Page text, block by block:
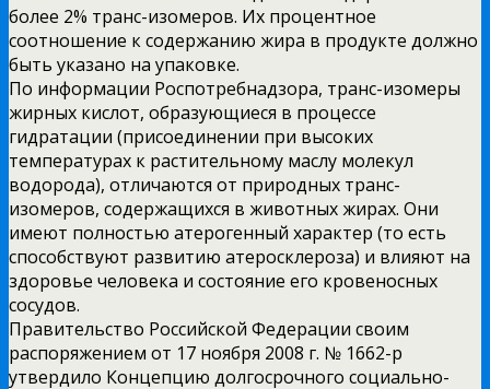
более 2% транс-изомеров. Их процентное
соотношение к содержанию жира в продукте должно
быть указано на упаковке.
По информации Роспотребнадзора, транс-изомеры
жирных кислот, образующиеся в процессе
гидратации (присоединении при высоких
температурах к растительному маслу молекул
водорода), отличаются от природных транс-
изомеров, содержащихся в животных жирах. Они
имеют полностью атерогенный характер (то есть
способствуют развитию атеросклероза) и влияют на
здоровье человека и состояние его кровеносных
сосудов.
Правительство Российской Федерации своим
распоряжением от 17 ноября 2008 г. № 1662-р
утвердило Концепцию долгосрочного социально-